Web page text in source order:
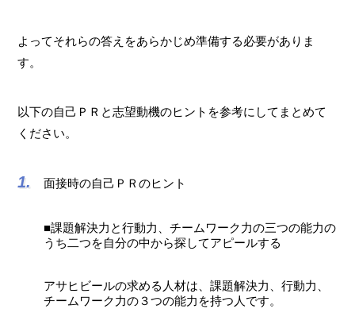
よってそれらの答えをあらかじめ準備する必要がありま
す。
以下の自己ＰＲと志望動機のヒントを参考にしてまとめて
ください。
面接時の自己ＰＲのヒント
■課題解決力と行動力、チームワーク力の三つの能力の
うち二つを自分の中から探してアピールする
アサヒビールの求める人材は、課題解決力、行動力、
チームワーク力の３つの能力を持つ人です。